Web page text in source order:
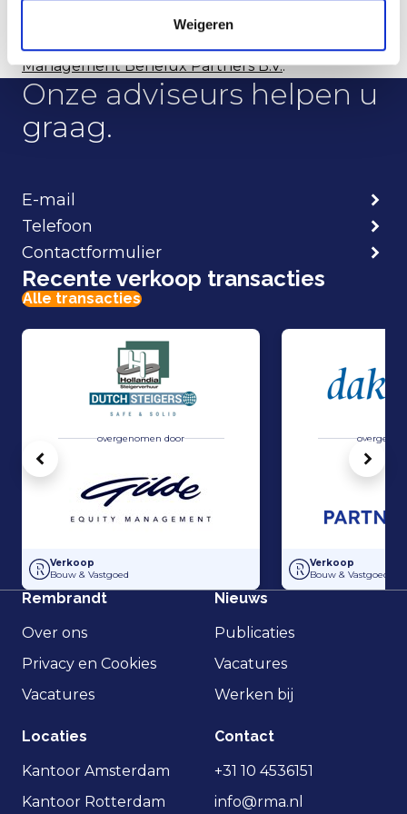
Weigeren
Management Benelux Partners B.V..
Onze adviseurs helpen u
graag.
E-mail
Telefoon
Contactformulier
Recente verkoop transacties
Alle transacties
overgenomen door
Overname van Dutch Steigers en Hollandia Steigerverhuur door
Verkoop
Bouw & Vastgoed
Overname
Verkoop
Bouw & Vastgoed
Vorige
Rembrandt
Over ons
Privacy en Cookies
Vacatures
Nieuws
Publicaties
Vacatures
Werken bij
Locaties
Kantoor Amsterdam
Kantoor Rotterdam
Contact
+31 10 4536151
info@rma.nl